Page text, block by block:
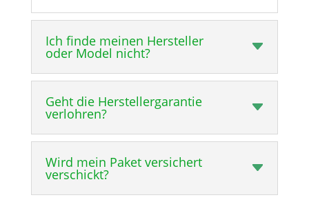
Ich finde meinen Hersteller
oder Model nicht?
Geht die Herstellergarantie
verlohren?
Wird mein Paket versichert
verschickt?